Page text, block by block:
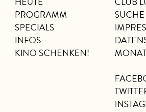
PROGRAMM
SPECIALS
INFOS
KINO SCHENKEN!
SUCHE